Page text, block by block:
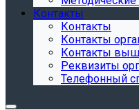
Контакты
Контакты
Контакты
Контакты
Реквизиты
Телефонный